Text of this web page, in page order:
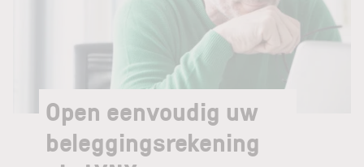
Open eenvoudig uw
beleggingsrekening